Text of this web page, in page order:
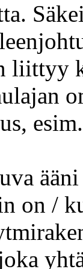
liittyy
on /